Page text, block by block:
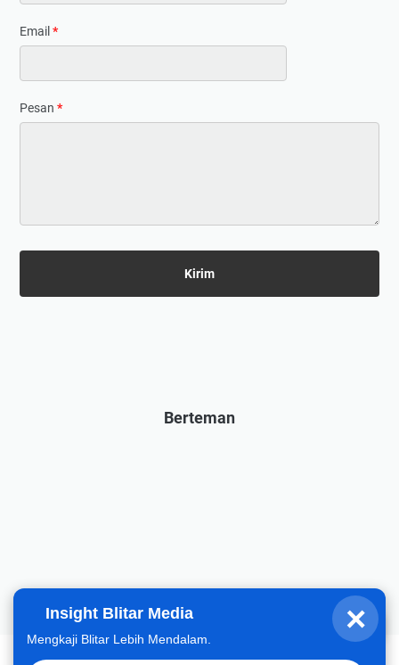
×
Insight Blitar Media
Mengkaji Blitar Lebih Mendalam.
Email *
Pesan *
Halo, hari ini gimana?
Berteman
Beranda Tentang